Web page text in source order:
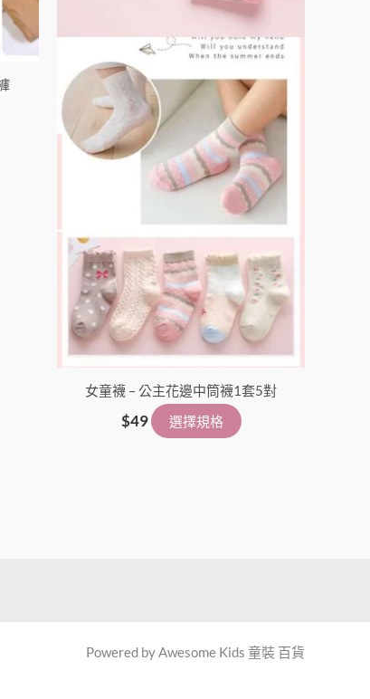
女童襪 – 公主花邊中筒襪1套5對
$49 選擇規格
面
選
擇
選
項
Powered by Awesome Kids 童裝 百貨